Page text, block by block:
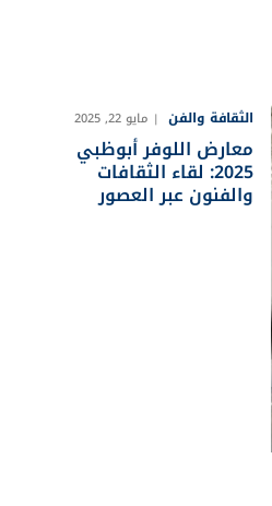
الثقافة والفن مايو 22, 2025
معارض اللوفر أبوظبي
2025: لقاء الثقافات
والفنون عبر العصور